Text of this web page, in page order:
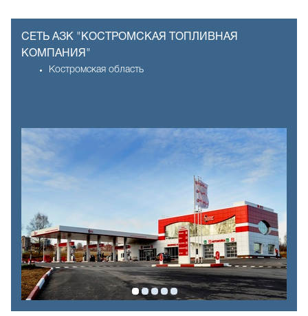
СЕТЬ АЗК "КОСТРОМСКАЯ ТОПЛИВНАЯ
КОМПАНИЯ"
Костромская область